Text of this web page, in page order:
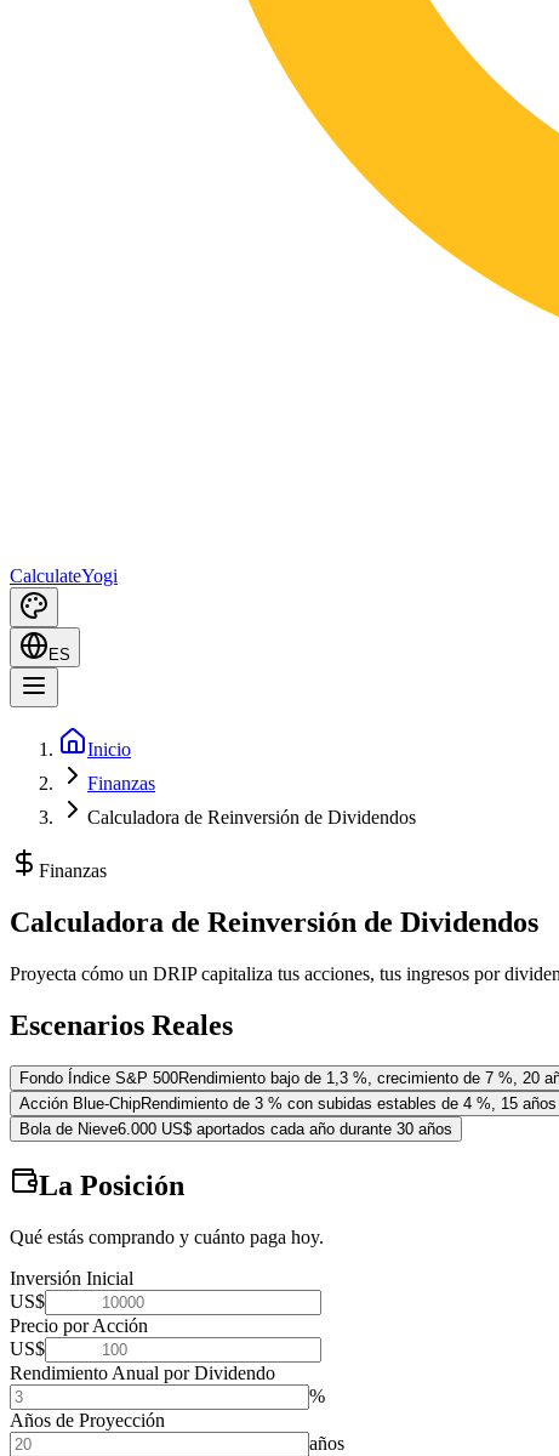
CalculateYogi
ES
Inicio
Finanzas
Calculadora de Reinversión de Dividendos
Finanzas
Calculadora de Reinversión de Dividendos
Proyecta cómo un DRIP capitaliza tus acciones, tus ingresos por
Escenarios Reales
Fondo Índice S&P 500Rendimiento bajo de 1,3 %, crecimiento de 7 %, 20
Acción Blue-ChipRendimiento de 3 % con subidas estables de 4 %, 15 años
Bola de Nieve6.000 US$ aportados cada año durante 30 años
La Posición
Qué estás comprando y cuánto paga hoy.
Inversión Inicial
US$
Precio por Acción
US$
Rendimiento Anual por Dividendo
%
Años de Proyección
años